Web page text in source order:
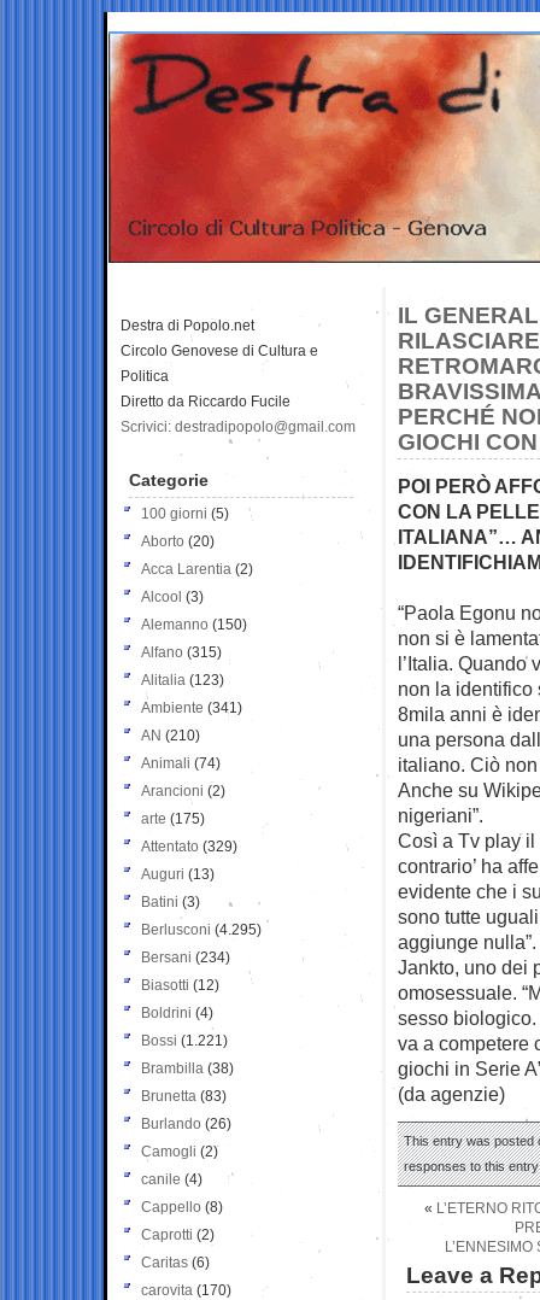
IL
PERCHÉ
GIOCHI
POI PERÒ
CON LA
ITALIANA”…
“Paola Egonu
non si è
l’Italia. Quando
non la identifico
8mila anni è
una persona
italiano. Ciò
Anche su
nigeriani”.
Così a Tv play il
contrario’ ha
evidente che i
sono tutte
aggiunge
Jankto, uno dei
omosessuale.
sesso
va a competere
giochi in Serie
(da agenzie)
This entry was posted
responses to this
« L’ETERNO
Leave a
Destra di Popolo.net
Circolo Genovese di Cultura e
Politica
Diretto da Riccardo Fucile
Scrivici: destradipopolo@gmail.com
Categorie
100 giorni (5)
Aborto (20)
Acca Larentia (2)
Alcool (3)
Alemanno (150)
Alfano (315)
Alitalia (123)
Ambiente (341)
AN (210)
Animali (74)
Arancioni (2)
arte (175)
Attentato (329)
Auguri (13)
Batini (3)
Berlusconi (4.295)
Bersani (234)
Biasotti (12)
Boldrini (4)
Bossi (1.221)
Brambilla (38)
Brunetta (83)
Burlando (26)
Camogli (2)
canile (4)
Cappello (8)
Caprotti (2)
Caritas (6)
carovita (170)